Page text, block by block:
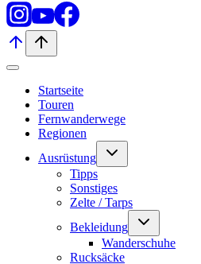
Startseite
Touren
Fernwanderwege
Regionen
Ausrüstung
Untermenü
Tipps
Sonstiges
Zelte / Tarps
Bekleidung
Untermenü
Wanderschuhe
Rucksäcke